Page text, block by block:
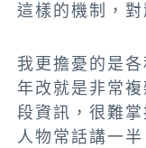
這樣的機制，
我更擔憂的是
年改就是非常
段資訊，很難
人物常話講一